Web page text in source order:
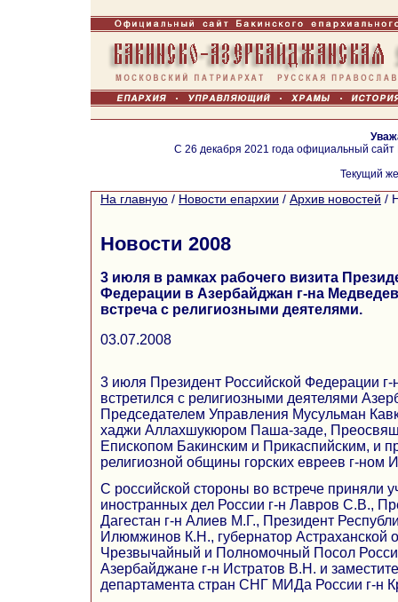
С 26 декабря 2021 года официальный
Текущий
На главную / Новости епархии / Архив новостей /
Новости 2008
3 июля в рамках рабочего визита
Федерации в Азербайджан г-на
встреча с религиозными деятелями.
03.07.2008
3 июля Президент Российской Федерации
встретился с религиозными деятелями
Председателем Управления Мусульман
хаджи Аллахшукюром Паша-заде,
Епископом Бакинским и Прикаспийским, и
религиозной общины горских евреев г-
С российской стороны во встрече приняли
иностранных дел России г-н Лавров С.В.,
Дагестан г-н Алиев М.Г., Президент
Илюмжинов К.Н., губернатор Астраханской
Чрезвычайный и Полномочный Посол
Азербайджане г-н Истратов В.Н. и
департамента стран СНГ МИДа России г-н